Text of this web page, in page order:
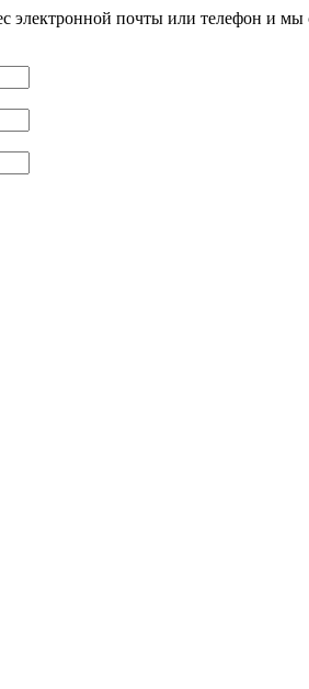
электронной почты или телефон и